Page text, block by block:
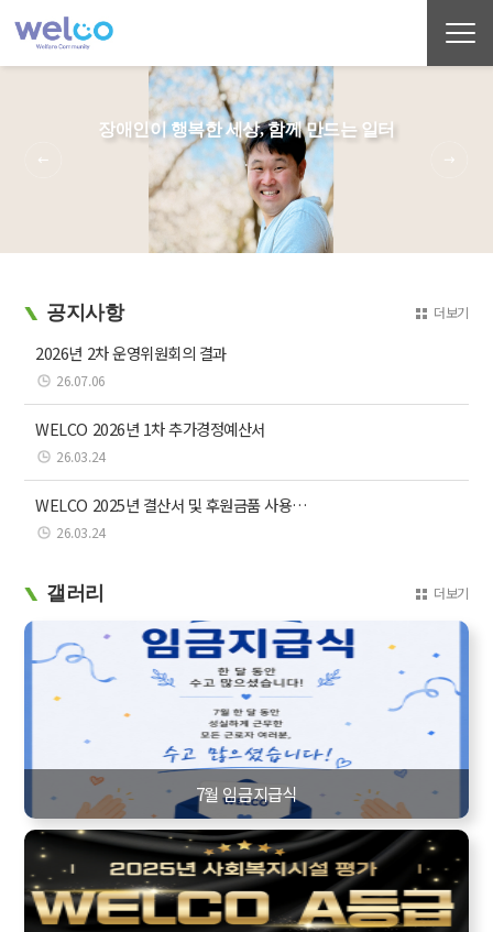
장애인이 행복한 세상, 함께 만드는 일터
.
공지사항 더보기
2026년 2차 운영위원회의 결과
26.07.06
WELCO 2026년 1차 추가경정예산서
26.03.24
WELCO 2025년 결산서 및 후원금품 사용…
26.03.24
갤러리 더보기
7월 임금지급식